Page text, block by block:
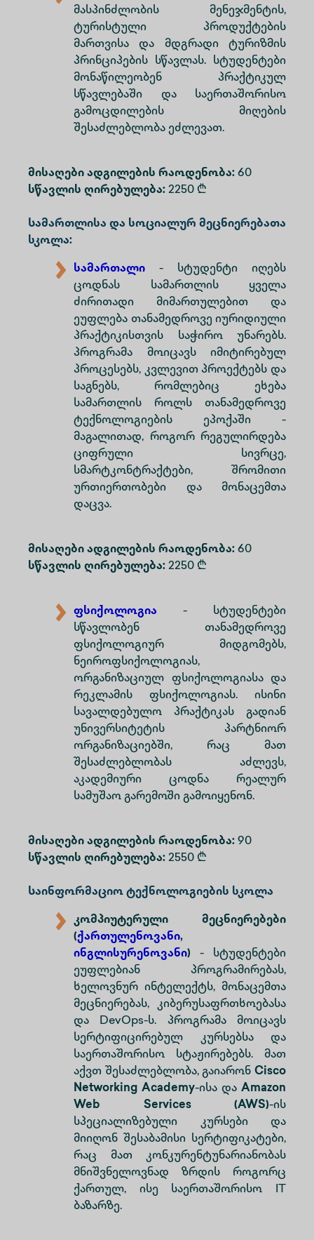
მასპინძლობის მენეჯმენტის,
ტურისტული პროდუქტების
მართვისა და მდგრადი ტურიზმის
პრინციპების სწავლას. სტუდენტები
მონაწილეობენ პრაქტიკულ
სწავლებაში და საერთაშორისო
გამოცდილების მიღების
შესაძლებლობა ეძლევათ.
მისაღები ადგილების რაოდენობა: 60
სწავლის ღირებულება: 2250 ₾
Სამართლისა და სოციალურ მეცნიერებათა
სკოლა:
სამართალი
- სტუდენტი იღებს
ცოდნას სამართლის ყველა
ძირითადი მიმართულებით და
ეუფლება თანამედროვე იურიდიული
პრაქტიკისთვის საჭირო უნარებს.
პროგრამა მოიცავს იმიტირებულ
პროცესებს, კვლევით პროექტებს და
საგნებს, რომლებიც ეხება
სამართლის როლს თანამედროვე
ტექნოლოგიების ეპოქაში -
მაგალითად, როგორ რეგულირდება
ციფრული სივრცე,
სმარტკონტრაქტები, შრომითი
ურთიერთობები და მონაცემთა
დაცვა.
მისაღები ადგილების რაოდენობა: 60
სწავლის ღირებულება: 2250 ₾
ფსიქოლოგია
- სტუდენტები
სწავლობენ თანამედროვე
ფსიქოლოგიურ მიდგომებს,
ნეიროფსიქოლოგიას,
ორგანიზაციულ ფსიქოლოგიასა და
რეკლამის ფსიქოლოგიას. ისინი
სავალდებულო პრაქტიკას გადიან
უნივერსიტეტის პარტნიორ
ორგანიზაციებში, რაც მათ
შესაძლებლობას აძლევს,
აკადემიური ცოდნა რეალურ
სამუშაო გარემოში გამოიყენონ.
მისაღები ადგილების რაოდენობა: 90
სწავლის ღირებულება: 2550 ₾
Საინფორმაციო ტექნოლოგიების სკოლა
კომპიუტერული მეცნიერებები
(ქართულენოვანი,
ინგლისურენოვანი) - სტუდენტები
ეუფლებიან პროგრამირებას,
ხელოვნურ ინტელექტს, მონაცემთა
მეცნიერებას, კიბერუსაფრთხოებასა
და DevOps-ს. პროგრამა მოიცავს
სერტიფიცირებულ კურსებსა და
საერთაშორისო სტაჟირებებს. მათ
აქვთ შესაძლებლობა, გაიარონ Cisco
Networking Academy-ისა და Amazon
Web Services (AWS)-ის
სპეციალიზებული კურსები და
მიიღონ შესაბამისი სერტიფიკატები,
რაც მათ კონკურენტუნარიანობას
მნიშვნელოვნად ზრდის როგორც
ქართულ, ისე საერთაშორისო IT
ბაზარზე.